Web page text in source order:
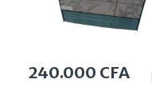
240.000 CFA